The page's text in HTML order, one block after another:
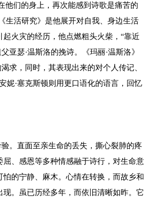
他们的身上，再次能感到诗歌是痛苦的
生活研究》是他展开对自我、身边生活
火灾的经历，他点燃粗头火柴，“靠近
瑟·温斯洛的挽诗。《玛丽·温斯洛》
求，同时，其表现出来的对个人传记、
妮·塞克斯顿则用更口语化的语言，回忆
。直面至亲生命的丢失，撕心裂肺的疼
、感恩等多种情感融于诗行，对生命意
的宁静、麻木。心情在转换，而故乡和
。虽已历经多年，而依旧清晰如昨。它